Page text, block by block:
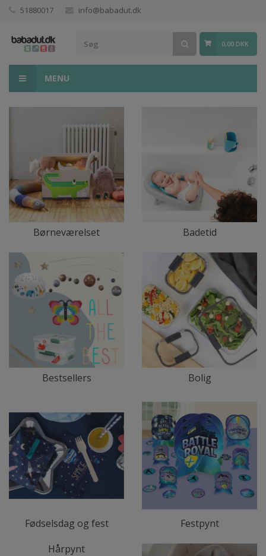
51880017 info@babadut.dk
0,00 DKK
MENU
Børneværelset Badetid
Bestsellers Bolig
Fødselsdag og fest
Festpynt
Hårpynt